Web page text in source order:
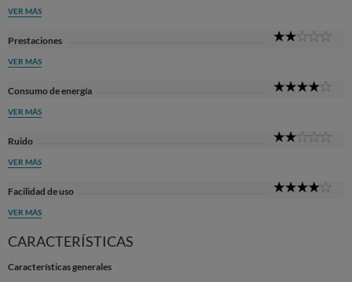
VER MÁS
Prestaciones
VER MÁS
Consumo de energía
VER MÁS
Ruido
VER MÁS
Facilidad de uso
VER MÁS
CARACTERÍSTICAS
Características generales